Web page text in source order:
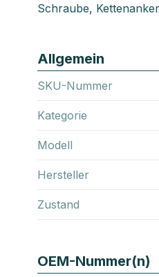
Schraube,
Allgemein
SKU-Nummer
Kategorie
Modell
Hersteller
Zustand
OEM-Nummer(n)